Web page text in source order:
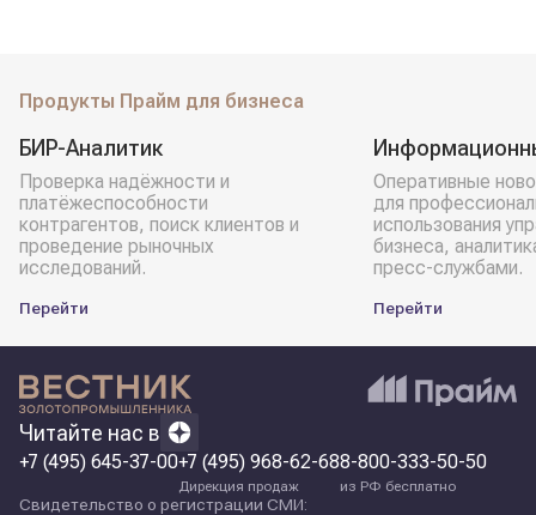
Продукты Прайм для бизнеса
БИР-Аналитик
Проверка надёжности и
платёжеспособности
контрагентов, поиск клиентов и
проведение рыночных
исследований.
Перейти
Оперативные
для
использования
бизнеса,
пресс-службами.
Перейти
Читайте нас в
+7 (495) 645-37-00+7 (495) 968-62-68
Дирекция продаж
8-800-333-50-50
из РФ бесплатно
Свидетельство о регистрации СМИ: